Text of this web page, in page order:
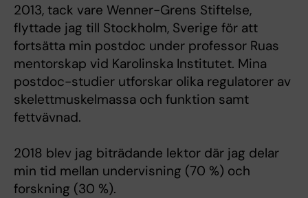
2013, tack vare Wenner-Grens Stiftelse,
flyttade jag till Stockholm, Sverige för att
fortsätta min postdoc under professor Ruas
mentorskap vid Karolinska Institutet. Mina
postdoc-studier utforskar olika regulatorer av
skelettmuskelmassa och funktion samt
fettvävnad.
2018 blev jag biträdande lektor där jag delar
min tid mellan undervisning (70 %) och
forskning (30 %).